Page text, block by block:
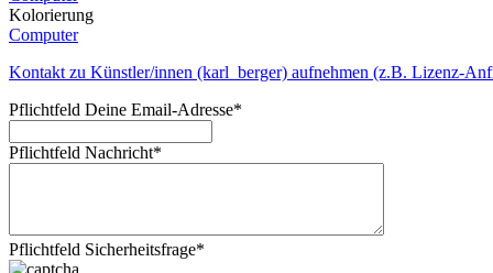
Kolorierung
Computer
Kontakt zu Künstler/innen (karl_berger) aufnehmen (z.B. Lizenz-
Pflichtfeld Deine Email-Adresse*
Pflichtfeld Nachricht*
Pflichtfeld Sicherheitsfrage*